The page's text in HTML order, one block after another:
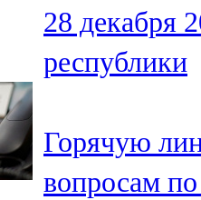
28 декабря
республики
Горячую
вопросам